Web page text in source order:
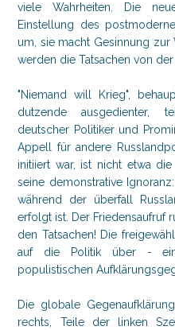
viele Wahrheiten. Die
Einstellung des
um, sie macht Gesinnung zur
werden die Tatsachen von
"Niemand will Krieg",
dutzende ausgedienter,
deutscher Politiker und
Appell für andere
initiiert war, ist nicht etwa
seine demonstrative
während der überfall
erfolgt ist. Der Friedensaufruf
den Tatsachen! Die
auf die Politik über - ein
populistischen
Die globale
rechts, Teile der linken